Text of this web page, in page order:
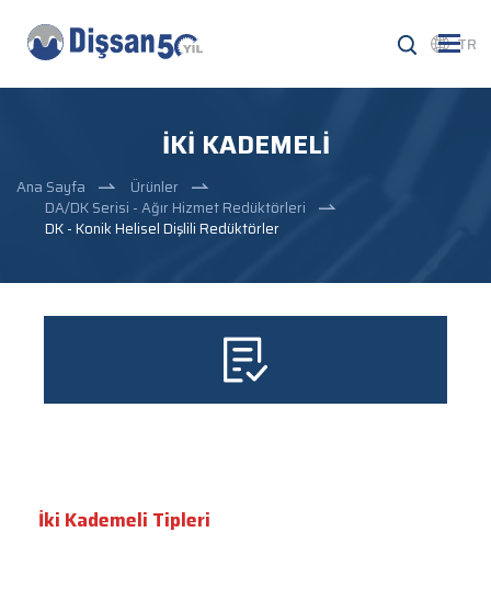
TR
İKI KADEMELI
Ana Sayfa
Ürünler
DA/DK Serisi - Ağır Hizmet Redüktörleri
DK - Konik Helisel Dişlili Redüktörler
İki Kademeli Tipleri